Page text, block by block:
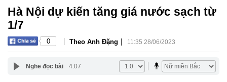
Hà Nội dự kiến tăng giá nước sạch từ
1/7
0 | Theo Anh Đặng | 11:35 28/06/2023
Nghe đọc bài 4:07